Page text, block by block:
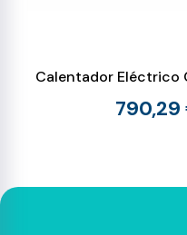
Calentador Eléctrico